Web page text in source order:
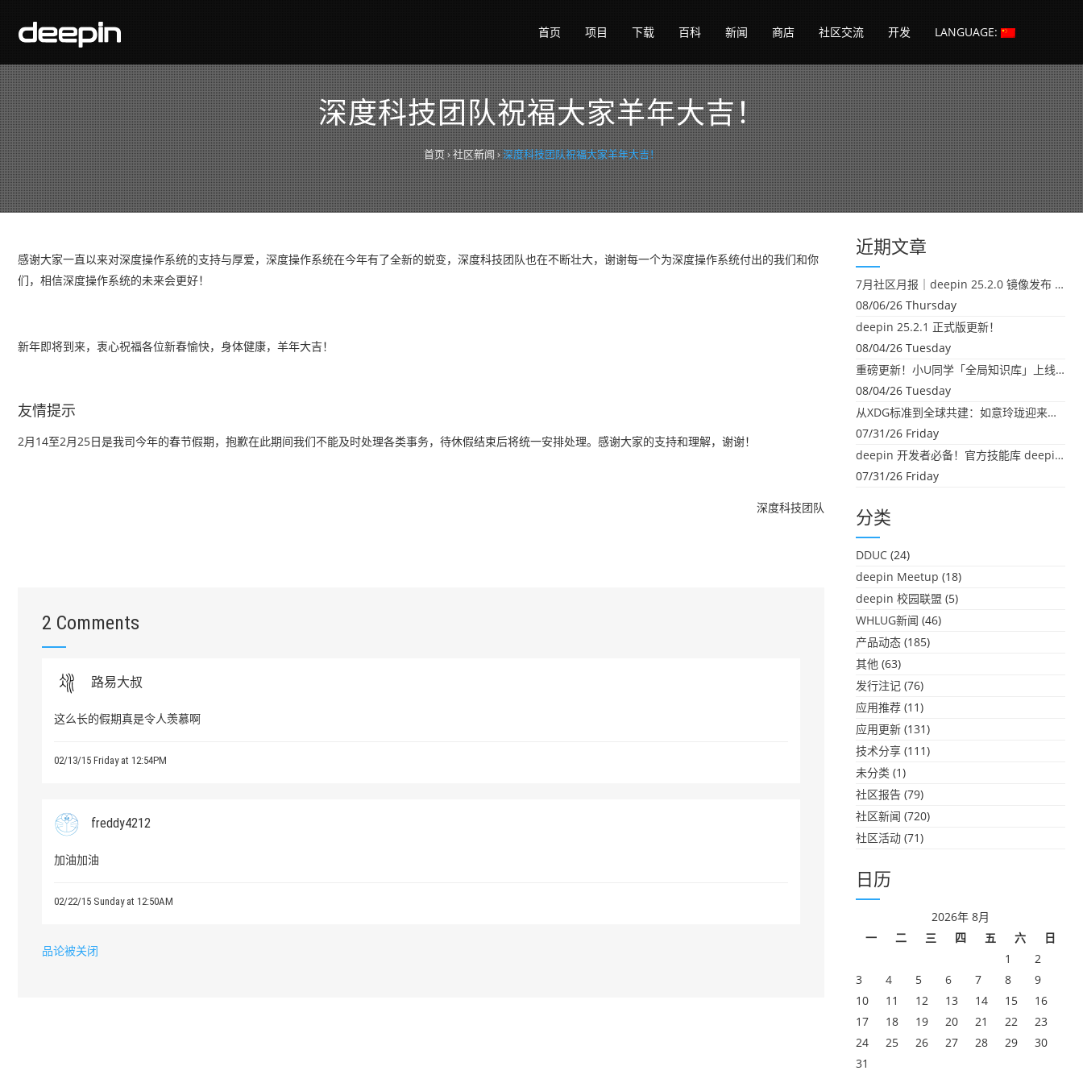
首页 项目 下载 百科 新闻 商店 社区交流 开发 LANGUAGE:
深度科技团队祝福大家羊年大吉！
首页›社区新闻›深度科技团队祝福大家羊年大吉！
感谢大家一直以来对深度操作系统的支持与厚爱，深度操作系统在今年有了全新的蜕变，深度科技团队也在不断壮大，谢谢每一个为深度操作系统付出的我们和你
们，相信深度操作系统的未来会更好！
新年即将到来，衷心祝福各位新春愉快，身体健康，羊年大吉！
友情提示
2月14至2月25日是我司今年的春节假期，抱歉在此期间我们不能及时处理各类事务，待休假结束后将统一安排处理。感谢大家的支持和理解，谢谢！
深度科技团队
2 Comments
路易大叔
这么长的假期真是令人羡慕啊
02/13/15 Friday at 12:54PM
freddy4212
加油加油
02/22/15 Sunday at 12:50AM
品论被关闭
近期文章
7月社区月报｜deepin 25.2.0 镜像发布 & 小U同学定时任务上线
08/06/26 Thursday
deepin 25.2.1 正式版更新！
08/04/26 Tuesday
重磅更新！小U同学「全局知识库」上线：你的本地文件，终于"活"起来了
08/04/26 Tuesday
从XDG标准到全球共建：如意玲珑迎来首个海外开源贡献
07/31/26 Friday
deepin 开发者必备！官方技能库 deepin-skills 正式开源
07/31/26 Friday
分类
DDUC (24)
deepin Meetup (18)
deepin 校园联盟 (5)
WHLUG新闻 (46)
产品动态 (185)
其他 (63)
发行注记 (76)
应用推荐 (11)
应用更新 (131)
技术分享 (111)
未分类 (1)
社区报告 (79)
社区新闻 (720)
社区活动 (71)
日历
2026年 8月
一
二 三 四 五 六
日
1
2
3
4 5 6 7 8
9
10
11 12 13 14 15
16
17
18 19 20 21 22
23
24
25 26 27 28 29
30
31